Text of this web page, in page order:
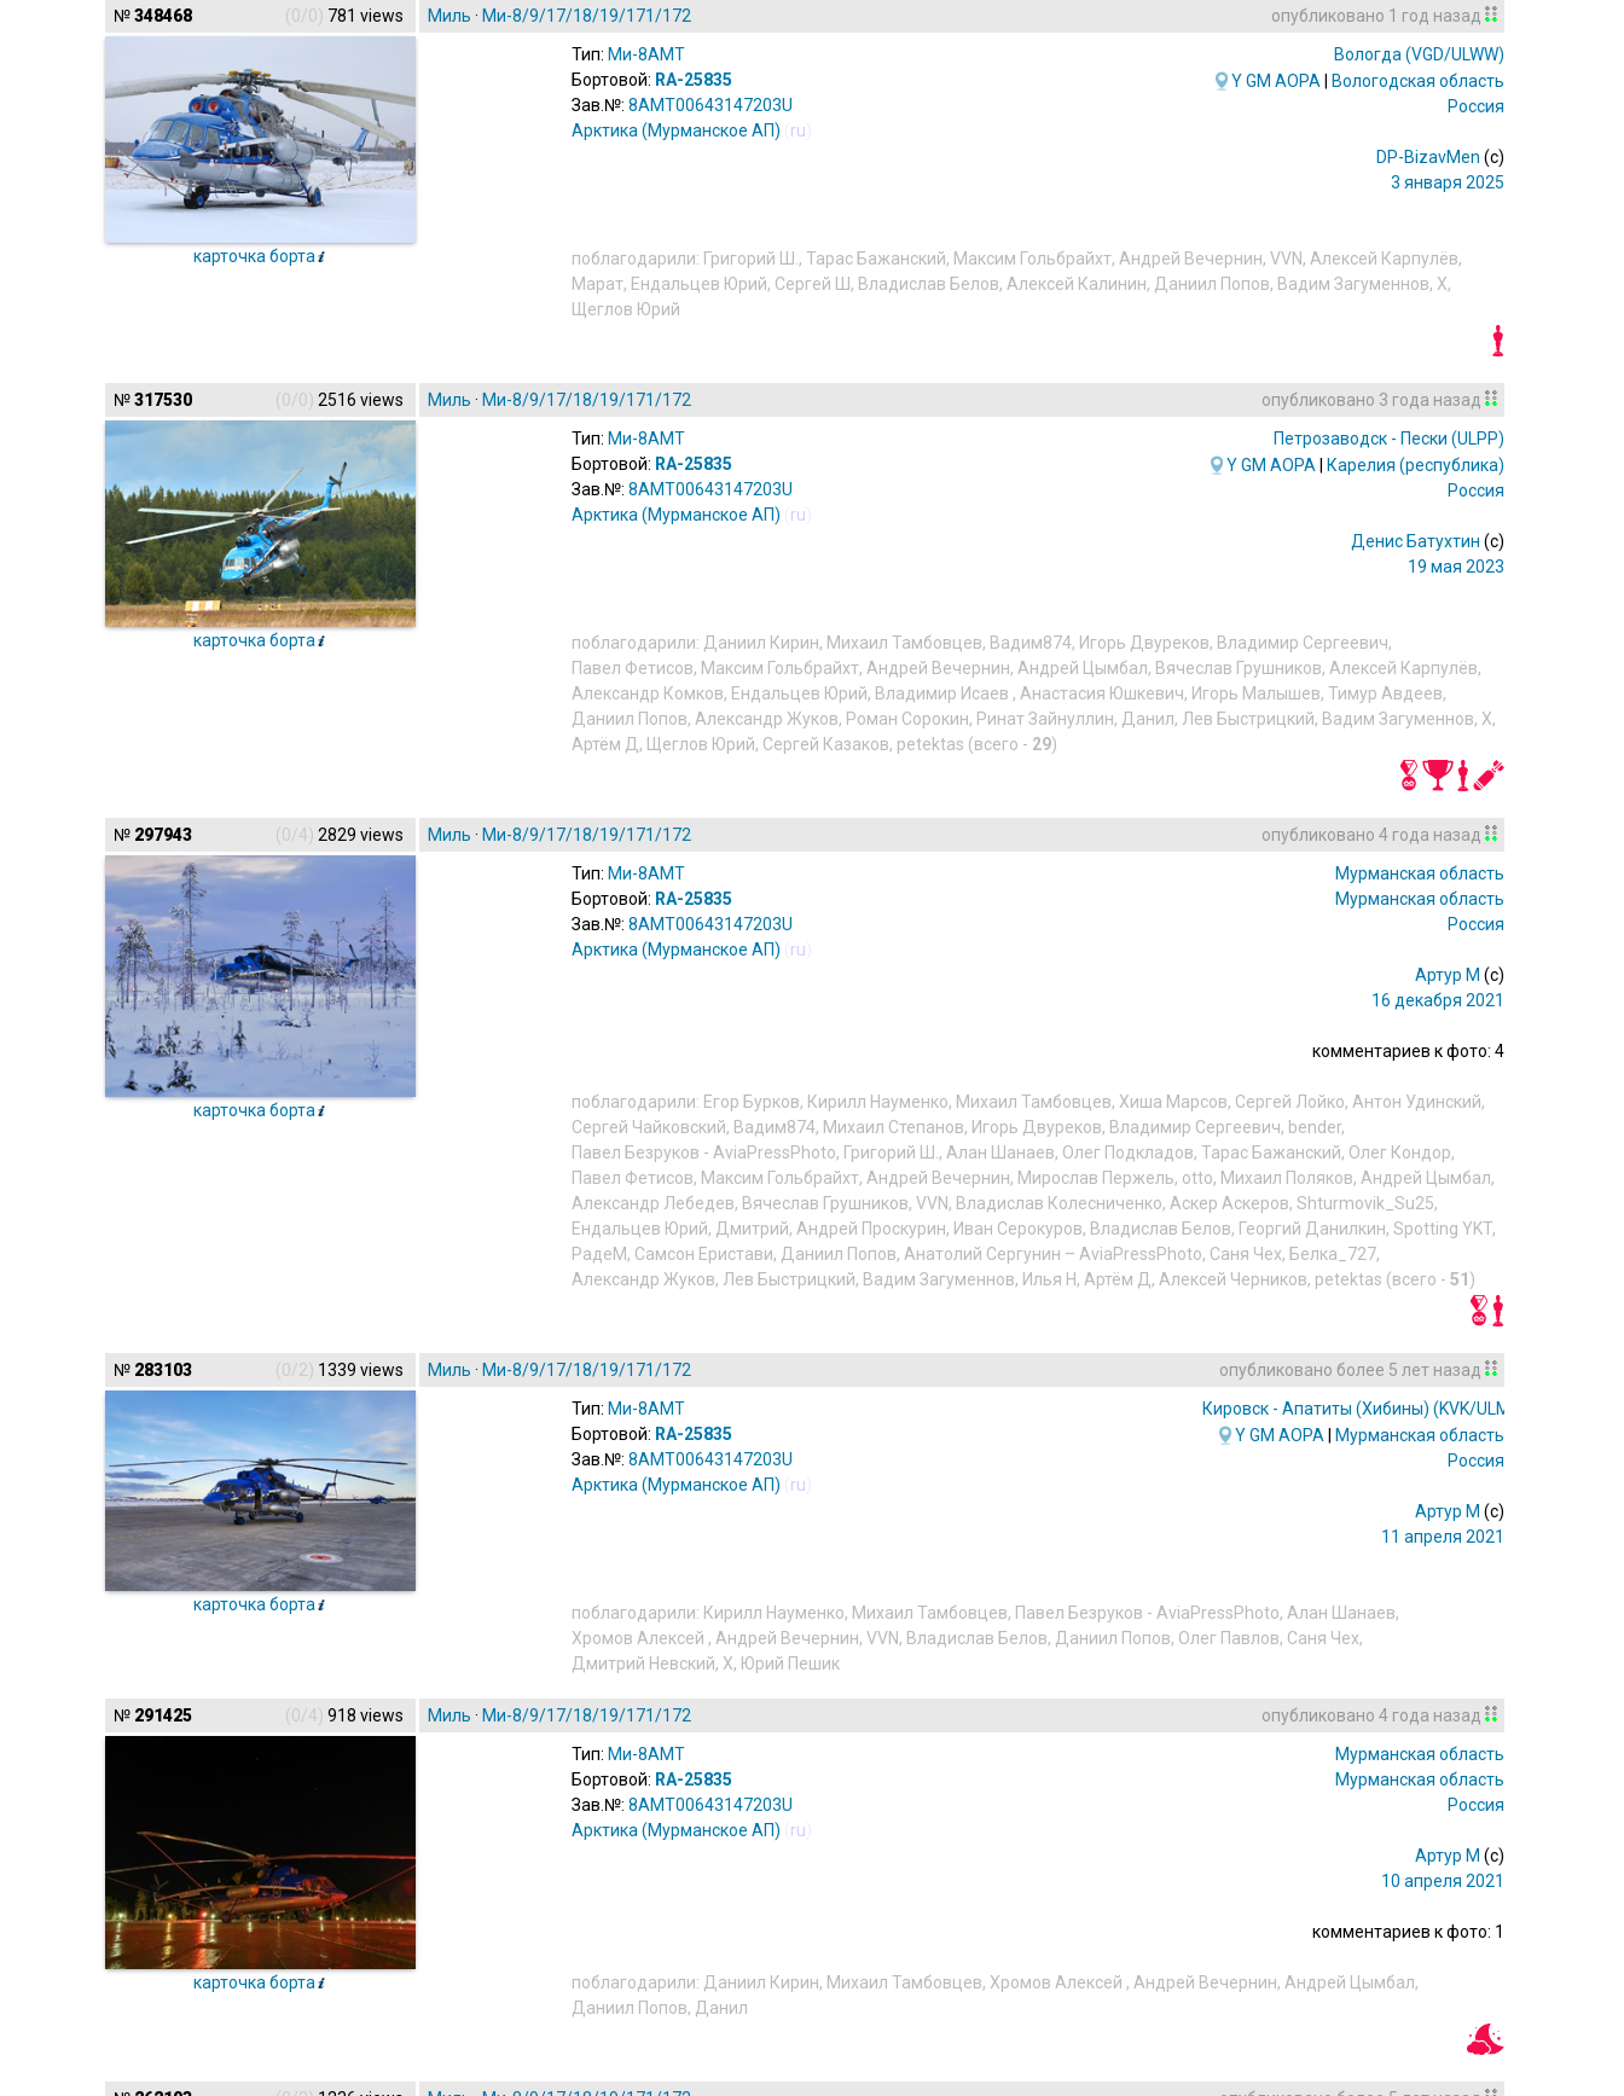
№348468 (0/0) 781 views Миль · Ми-8/9/17/18/19/171/172 опубликовано 1 год назад
карточка борта
Тип: Ми-8АМТ
Бортовой: RA-25835
Зав.№: 8AMT00643147203U
Арктика (Мурманское АП)
ru
Вологда (VGD/ULWW)
YGM AOPA
Вологодская область
Россия
DP-BizavMen (c)
3 января 2025
поблагодарили: Григорий Ш. , Тарас Бажанский, Максим Гольбрайхт, Андрей Вечернин, VVN, Алексей Карпулёв,
Марат, Ендальцев Юрий, Сергей Ш , Владислав Белов, Алексей Калинин, Даниил Попов, Вадим Загуменнов, X,
Щеглов Юрий
№317530 (0/0) 2516 views Миль · Ми-8/9/17/18/19/171/172 опубликовано 3 года назад
карточка борта
Тип: Ми-8АМТ
Бортовой: RA-25835
Зав.№: 8AMT00643147203U
Арктика (Мурманское АП)
ru
Петрозаводск - Пески (ULPP)
YGM AOPA
Карелия (республика)
Россия
Денис Батухтин (c)
19 мая 2023
поблагодарили: Даниил Кирин, Михаил Тамбовцев, Вадим874, Игорь Двуреков, Владимир Сергеевич,
Павел Фетисов, Максим Гольбрайхт, Андрей Вечернин, Андрей Цымбал, Вячеслав Грушников, Алексей Карпулёв,
Александр Комков, Ендальцев Юрий, Владимир Исаев , Анастасия Юшкевич, Игорь Малышев, Тимур Авдеев,
Даниил Попов, Александр Жуков, Роман Сорокин, Ринат Зайнуллин, Данил, Лев Быстрицкий, Вадим Загуменнов, X,
Артём Д , Щеглов Юрий, Сергей Казаков, petektas (всего - 29)
№ 297943 (0/4) 2829 views Миль · Ми-8/9/17/18/19/171/172 опубликовано 4 года назад
карточка борта
Тип: Ми-8АМТ
Бортовой: RA-25835
Зав.№: 8AMT00643147203U
Арктика (Мурманское АП)
ru
Мурманская область
Мурманская область
Россия
Артур М (c)
16 декабря 2021
комментариев к фото: 4
поблагодарили: Егор Бурков, Кирилл Науменко, Михаил Тамбовцев, Хиша Марсов, Сергей Лойко, Антон Удинский,
Сергей Чайковский, Вадим874, Михаил Степанов, Игорь Двуреков, Владимир Сергеевич, bender,
Павел Безруков - AviaPressPhoto, Григорий Ш. , Алан Шанаев, Олег Подкладов, Тарас Бажанский, Олег Кондор,
Павел Фетисов, Максим Гольбрайхт, Андрей Вечернин, Мирослав Пержель, otto, Михаил Поляков, Андрей Цымбал,
Александр Лебедев, Вячеслав Грушников, VVN, Владислав Колесниченко, Аскер Аскеров, Shturmovik_Su25,
Ендальцев Юрий, Дмитрий, Андрей Проскурин, Иван Серокуров, Владислав Белов, Георгий Данилкин, Spotting YKT,
РадеМ, Самсон Еристави, Даниил Попов, Анатолий Сергунин – AviaPressPhoto, Саня Чех, Белка_727,
Александр Жуков, Лев Быстрицкий, Вадим Загуменнов, Илья Н, Артём Д , Алексей Черников, petektas (всего - 51 )
№ 283103 (0/2) 1339 views Миль · Ми-8/9/17/18/19/171/172 опубликовано более 5 лет назад
карточка борта
Тип: Ми-8АМТ
Бортовой: RA-25835
Зав.№: 8AMT00643147203U
Арктика (Мурманское АП)
ru
Кировск - Апатиты (Хибины) (KVK/ULMK)
YGM AOPA
Мурманская область
Россия
Артур М (c)
11 апреля 2021
поблагодарили: Кирилл Науменко, Михаил Тамбовцев, Павел Безруков - AviaPressPhoto, Алан Шанаев,
Хромов Алексей , Андрей Вечернин, VVN, Владислав Белов, Даниил Попов, Олег Павлов, Саня Чех,
Дмитрий Невский, X, Юрий Пешик
№ 291425 (0/4) 918 views Миль · Ми-8/9/17/18/19/171/172 опубликовано 4 года назад
карточка борта
Тип: Ми-8АМТ
Бортовой: RA-25835
Зав.№: 8AMT00643147203U
Арктика (Мурманское АП)
ru
Мурманская область
Мурманская область
Россия
Артур М (c)
10 апреля 2021
комментариев к фото: 1
поблагодарили: Даниил Кирин, Михаил Тамбовцев, Хромов Алексей , Андрей Вечернин, Андрей Цымбал,
Даниил Попов, Данил